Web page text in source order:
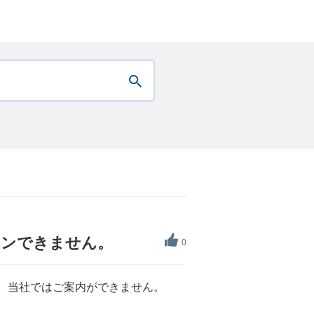
0
できません。
社ではご案内ができません。